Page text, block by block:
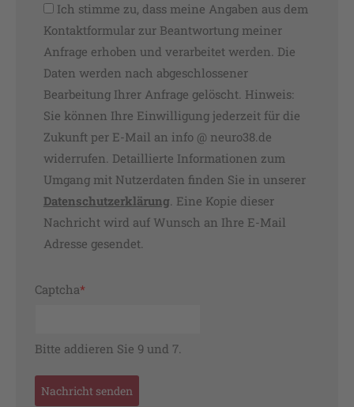
Ich stimme zu, dass meine Angaben aus dem
Kontaktformular zur Beantwortung meiner
Anfrage erhoben und verarbeitet werden. Die
Daten werden nach abgeschlossener
Bearbeitung Ihrer Anfrage gelöscht. Hinweis:
Sie können Ihre Einwilligung jederzeit für die
Zukunft per E-Mail an info @ neuro38.de
widerrufen. Detaillierte Informationen zum
Umgang mit Nutzerdaten finden Sie in unserer
Datenschutzerklärung. Eine Kopie dieser
Nachricht wird auf Wunsch an Ihre E-Mail
Adresse gesendet.
Pflichtfeld
Captcha*
Bitte addieren Sie 9 und 7.